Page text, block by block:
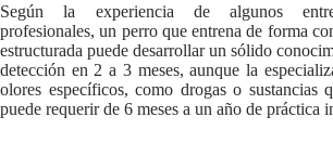
Según la experiencia de algunos
profesionales, un perro que entrena de forma
estructurada puede desarrollar un sólido
detección en 2 a 3 meses, aunque la
olores específicos, como drogas o sustancias
puede requerir de 6 meses a un año de práctica